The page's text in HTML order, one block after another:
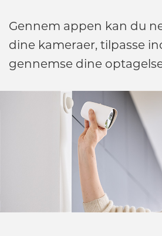
Gennem appen kan du
dine kameraer, tilpasse
gennemse dine